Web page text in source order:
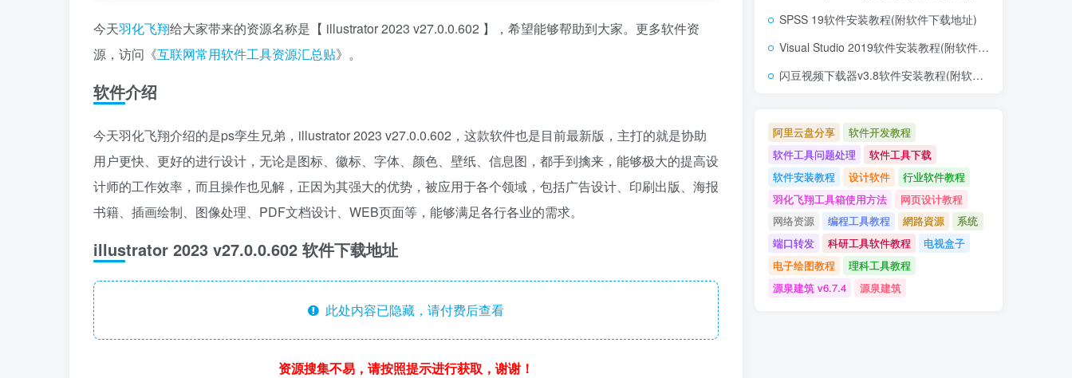
今天羽化飞翔给大家带来的资源名称是【 illustrator 2023 v27.0.0.602 】，希望能够帮助到大家。更多软件资
源，访问《互联网常用软件工具资源汇总贴》。
软件介绍
今天羽化飞翔介绍的是ps孪生兄弟，illustrator 2023 v27.0.0.602，这款软件也是目前最新版，主打的就是协助
用户更快、更好的进行设计，无论是图标、徽标、字体、颜色、壁纸、信息图，都手到擒来，能够极大的提高设
计师的工作效率，而且操作也见解，正因为其强大的优势，被应用于各个领域，包括广告设计、印刷出版、海报
书籍、插画绘制、图像处理、PDF文档设计、WEB页面等，能够满足各行各业的需求。
illustrator 2023 v27.0.0.602 软件下载地址
此处内容已隐藏，请付费后查看
资源搜集不易，请按照提示进行获取，谢谢！
SPSS 19软件安装教程(附软件下载地址)
Visual Studio 2019软件安装教程(附软件下载地址)
闪豆视频下载器v3.8软件安装教程(附软件下载地址)
阿里云盘分享
软件开发教程
软件工具问题处理
软件工具下载
软件安装教程
设计软件
行业软件教程
羽化飞翔工具箱使用方法
网页设计教程
网络资源
编程工具教程 網路資源
系统
端口转发
科研工具软件教程
电视盒子
电子绘图教程
理科工具教程
源泉建筑 v6.7.4
源泉建筑